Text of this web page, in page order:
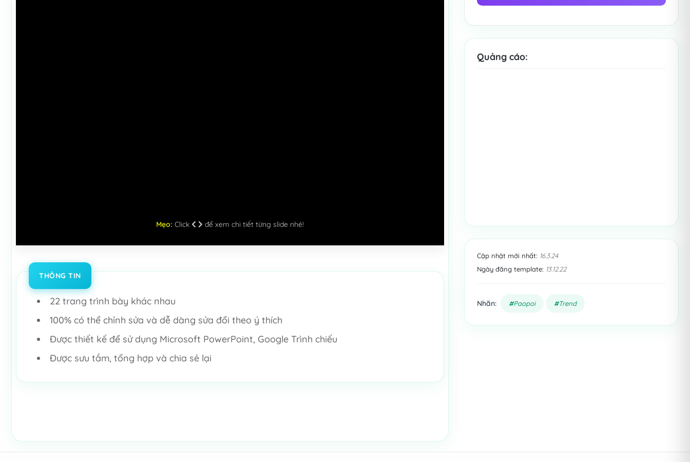
Mẹo: Click để xem chi tiết từng slide nhé!
THÔNG TIN
22 trang trình bày khác nhau
100% có thể chỉnh sửa và dễ dàng sửa đổi theo ý thích
Được thiết kế để sử dụng Microsoft PowerPoint, Google Trình chiếu
Được sưu tầm, tổng hợp và chia sẻ lại
Quảng cáo:
Cập nhật mới nhất: 16.3.24
Ngày đăng template: 13.12.22
Nhãn: Paopoi Trend